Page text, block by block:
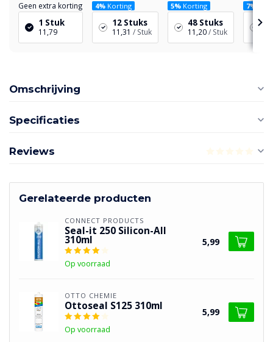
Geen extra korting
1 Stuk
11,79
4% Korting
12 Stuks
11,31 / Stuk
5% Korting
48 Stuks
11,20/ Stuk
7%
Omschrijving
Specificaties
Reviews
Gerelateerde producten
CONNECT PRODUCTS
Seal-it 250 Silicon-All
310ml
Op voorraad
5,99
OTTO CHEMIE
Ottoseal S125 310ml
Op voorraad
5,99